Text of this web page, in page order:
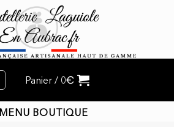
Panier / 0€
MENU BOUTIQUE